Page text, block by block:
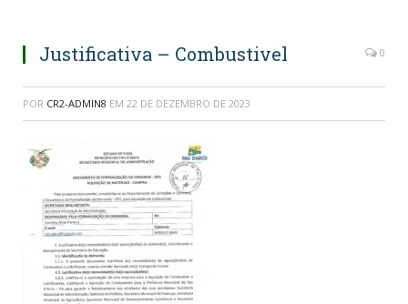
Justificativa – Combustivel 0
POR CR2-ADMIN8 EM 22 DE DEZEMBRO DE 2023